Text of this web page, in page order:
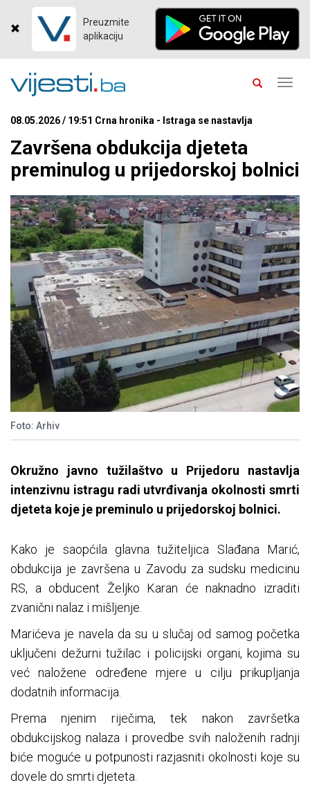
Preuzmite
aplikaciju
08.05.2026 / 19:51 Crna hronika - Istraga se nastavlja
Završena obdukcija djeteta
preminulog u prijedorskoj bolnici
Foto: Arhiv
Okružno javno tužilaštvo u Prijedoru nastavlja
intenzivnu istragu radi utvrđivanja okolnosti smrti
djeteta koje je preminulo u prijedorskoj bolnici.
Kako je saopćila glavna tužiteljica Slađana Marić,
obdukcija je završena u Zavodu za sudsku medicinu
RS, a obducent Željko Karan će naknadno izraditi
zvanični nalaz i mišljenje.
Marićeva je navela da su u slučaj od samog početka
uključeni dežurni tužilac i policijski organi, kojima su
već naložene određene mjere u cilju prikupljanja
dodatnih informacija.
Prema njenim riječima, tek nakon završetka
obdukcijskog nalaza i provedbe svih naloženih radnji
biće moguće u potpunosti razjasniti okolnosti koje su
dovele do smrti djeteta.